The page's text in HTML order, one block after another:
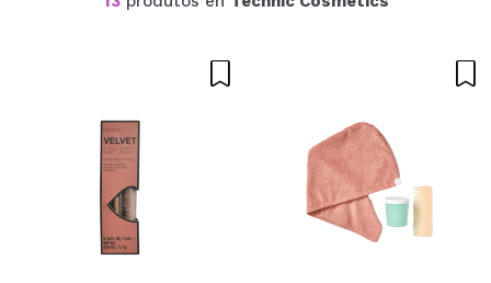
Esqueceu-se da palavra-passe?
Eu não tenho uma conta aqui
QUERO REGISTAR-ME